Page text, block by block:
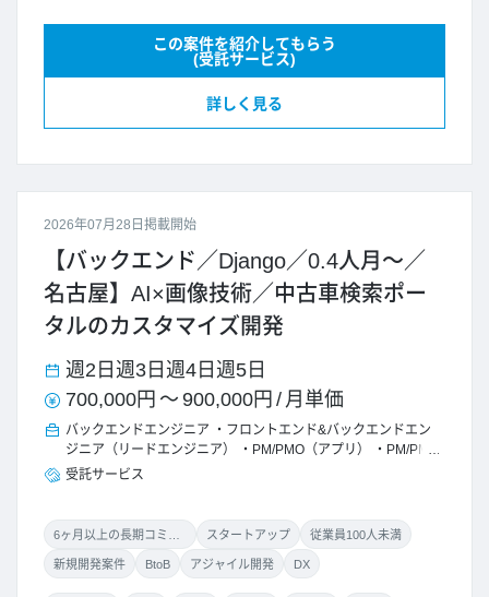
詳しく見る
この案件を紹介してもらう
(受託サービス)
2026年07月28日掲載開始
【バックエンド／Django／0.4人月～／
名古屋】AI×画像技術／中古車検索ポー
タルのカスタマイズ開発
週2日 週3日 週4日 週5日
700,000円 ～ 900,000円 / 月単価
バックエンドエンジニア
フロントエンド&バックエンドエン
ジニア（リードエンジニア）
PM/PMO（アプリ）
PM/PMO
受託サービス
スタートアップ 従業員100人未満
新規開発案件 BtoB アジャイル開発 DX